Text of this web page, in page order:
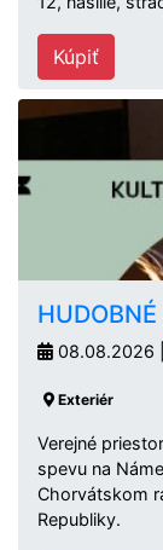
Kúpiť
08.08.2026
Exteriér
Verejné
spevu na
Chorvátskom
Republiky.